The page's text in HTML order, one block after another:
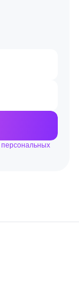
персональных